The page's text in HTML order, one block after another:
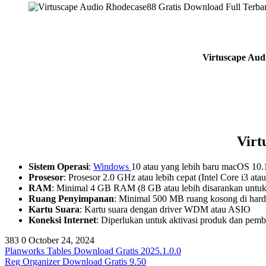
Virtuscape
Sistem Operasi: Windows 10 atau yang lebih baru macOS
Prosesor: Prosesor 2.0 GHz atau lebih cepat (Intel Core i3
RAM: Minimal 4 GB RAM (8 GB atau lebih disarankan
Ruang Penyimpanan: Minimal 500 MB ruang kosong di
Kartu Suara: Kartu suara dengan driver WDM atau ASIO
Koneksi Internet: Diperlukan untuk aktivasi produk dan
383 0 October 24, 2024
Planworks Tables Download Gratis 2025.1.0.0
Reg Organizer Download Gratis 9.50